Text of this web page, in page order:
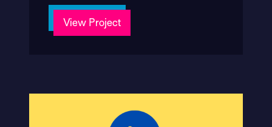
View Project